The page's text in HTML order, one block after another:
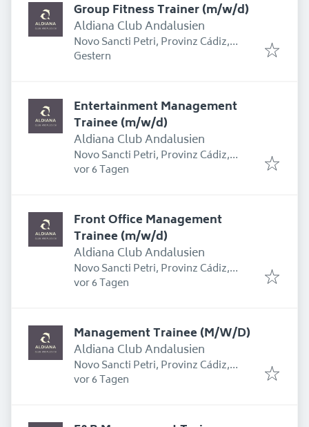
Group Fitness Trainer (m/w/d)
Aldiana Club Andalusien
Novo Sancti Petri, Provinz Cádiz,
Spanien
Erschienen
Gestern
Entertainment Management
Trainee (m/w/d)
Aldiana Club Andalusien
Novo Sancti Petri, Provinz Cádiz,
Spanien
Erschienen:
vor 6 Tagen
Front Office Management
Trainee (m/w/d)
Aldiana Club Andalusien
Novo Sancti Petri, Provinz Cádiz,
Spanien
Erschienen:
vor 6 Tagen
Management Trainee (M/W/D)
Aldiana Club Andalusien
Novo Sancti Petri, Provinz Cádiz,
Spanien
Erschienen:
vor 6 Tagen